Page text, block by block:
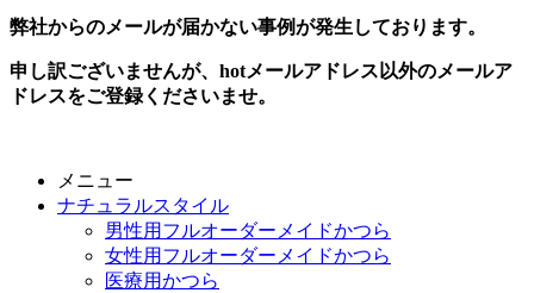
弊社からのメールが届かない事例が発生しております。
申し訳ございませんが、hotメールアドレス以外のメールア
ドレスをご登録くださいませ。
メニュー
ナチュラルスタイル
男性用フルオーダーメイドかつら
女性用フルオーダーメイドかつら
医療用かつら